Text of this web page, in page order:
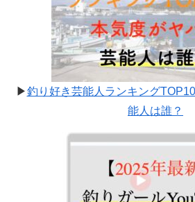
▶釣り好き芸能人ランキング
能人は誰？